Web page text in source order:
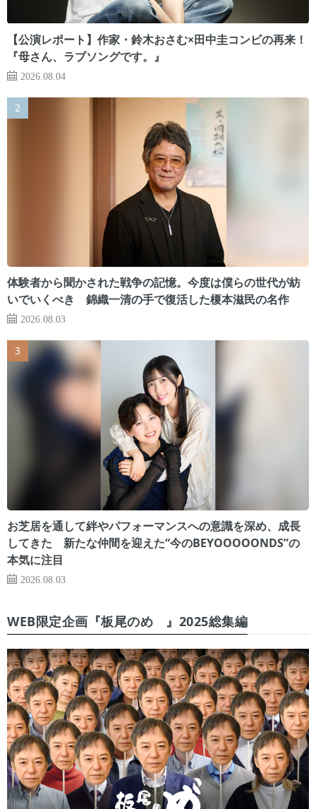
【公演レポート】作家・鈴木おさむ×田中圭コンビの再来！
『母さん、ラブソングです。』
2026.08.04
体験者から聞かされた戦争の記憶。今度は僕らの世代が紡
いでいくべき 錦織一清の手で復活した榎本滋民の名作
2026.08.03
お芝居を通して絆やパフォーマンスへの意識を深め、成長
してきた 新たな仲間を迎えた“今のBEYOOOOONDS”の
本気に注目
2026.08.03
WEB限定企画『板尾のめ゙』2025総集編